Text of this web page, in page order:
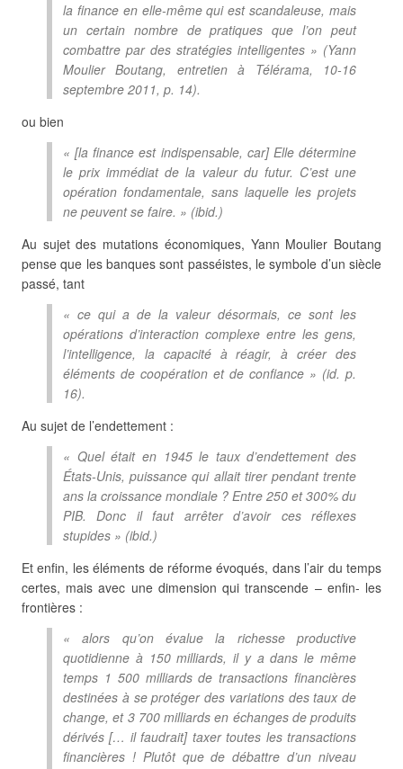
la finance en elle-même qui est scandaleuse, mais
un certain nombre de pratiques que l’on peut
combattre par des stratégies intelligentes » (Yann
Moulier Boutang, entretien à Télérama, 10-16
septembre 2011, p. 14).
ou bien
« [la finance est indispensable, car] Elle détermine
le prix immédiat de la valeur du futur. C’est une
opération fondamentale, sans laquelle les projets
ne peuvent se faire. » (ibid.)
Au sujet des mutations économiques, Yann Moulier Boutang
pense que les banques sont passéistes, le symbole d’un siècle
passé, tant
« ce qui a de la valeur désormais, ce sont les
opérations d’interaction complexe entre les gens,
l’intelligence, la capacité à réagir, à créer des
éléments de coopération et de confiance » (id. p.
16).
Au sujet de l’endettement :
« Quel était en 1945 le taux d’endettement des
États-Unis, puissance qui allait tirer pendant trente
ans la croissance mondiale ? Entre 250 et 300% du
PIB. Donc il faut arrêter d’avoir ces réflexes
stupides » (ibid.)
Et enfin, les éléments de réforme évoqués, dans l’air du temps
certes, mais avec une dimension qui transcende – enfin- les
frontières :
« alors qu’on évalue la richesse productive
quotidienne à 150 milliards, il y a dans le même
temps 1 500 milliards de transactions financières
destinées à se protéger des variations des taux de
change, et 3 700 milliards en échanges de produits
dérivés [… il faudrait] taxer toutes les transactions
financières ! Plutôt que de débattre d’un niveau